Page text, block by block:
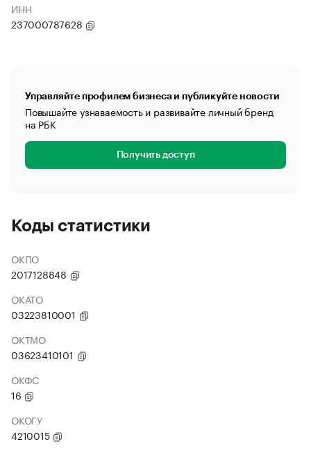
ИНН
237000787628
Управляйте профилем бизнеса и публикуйте новости
Повышайте узнаваемость и развивайте личный бренд
на РБК
Получить доступ
Коды статистики
ОКПО
2017128848
ОКАТО
03223810001
ОКТМО
03623410101
ОКФС
16
ОКОГУ
4210015